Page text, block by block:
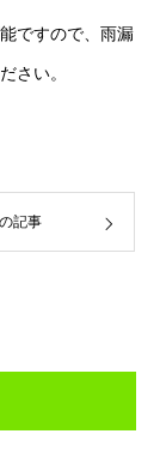
ですので、雨漏
さい。
記事